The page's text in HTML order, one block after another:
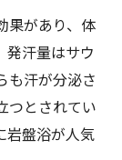
習慣を築
で判断
て選ぶ方
果があり、体
発汗量はサウ
も汗が分泌さ
つとされてい
岩盤浴が人気